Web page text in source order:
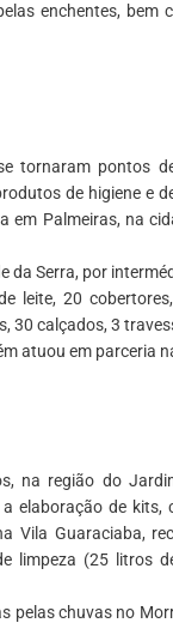
enchentes, bem
tornaram pontos
de higiene e
Palmeiras, na
da Serra, por
leite, 20
30 calçados, 3
atuou em parceria
na região do
elaboração de kits,
Vila Guaraciaba,
limpeza (25 litros
pelas chuvas no